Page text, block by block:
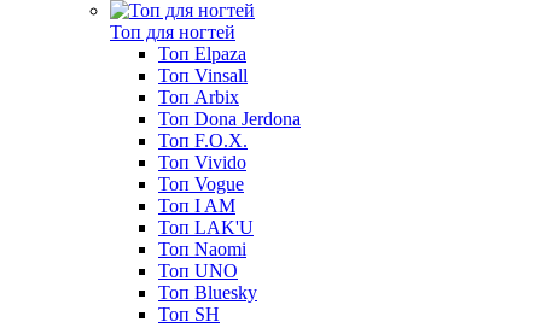
Топ для ногтей
Топ Elpaza
Топ Vinsall
Топ Arbix
Топ Dona Jerdona
Топ F.O.X.
Топ Vivido
Топ Vogue
Топ I AM
Топ LAK'U
Топ Naomi
Топ UNO
Топ Bluesky
Топ SH